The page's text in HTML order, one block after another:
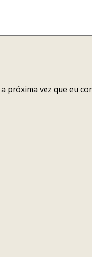
próxima vez que eu